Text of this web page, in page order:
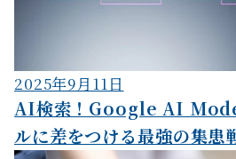
2025年9月11日
AI検索！Google AI
ルに差をつける最強の集患